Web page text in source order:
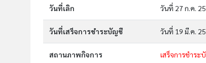
วันที่เลิก วันที่ 27 ก.ค.
วันที่เสร็จการชำระบัญชี วันที่ 19 มี.ค.
สถานภาพกิจการ เสร็จการชำระ